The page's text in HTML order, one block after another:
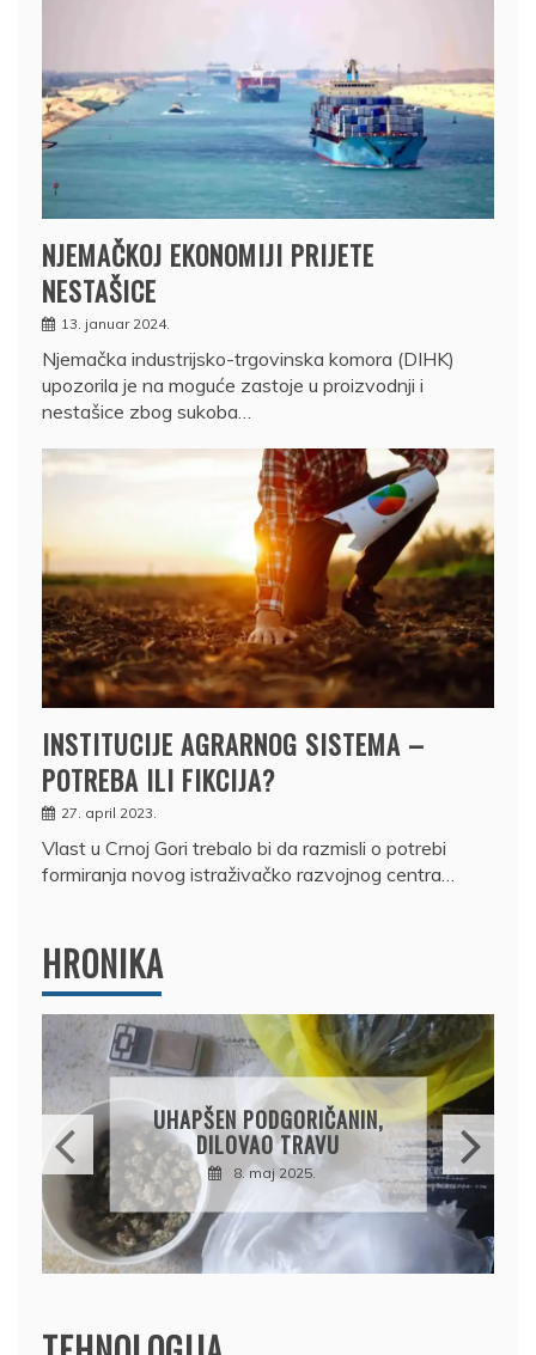
NJEMAČKOJ EKONOMIJI PRIJETE
NESTAŠICE
13. januar 2024.
Njemačka industrijsko-trgovinska komora (DIHK)
upozorila je na moguće zastoje u proizvodnji i
nestašice zbog sukoba…
INSTITUCIJE AGRARNOG SISTEMA –
POTREBA ILI FIKCIJA?
27. april 2023.
Vlast u Crnoj Gori trebalo bi da razmisli o potrebi
formiranja novog istraživačko razvojnog centra…
HRONIKA
DRŽAVLJANIN RUSIJE
OSUMNJIČEN DA JE
PRODAO TUĐI BMW,
DRŽAVU NAPUSTIO
BRODOM
12. februar 2025.